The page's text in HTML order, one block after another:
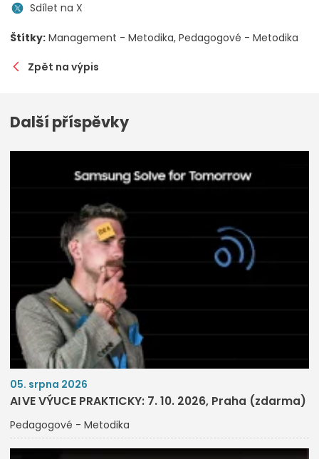
Sdílet na X
Štítky: Management - Metodika Pedagogové - Metodika
Zpět na výpis
Další příspěvky
05. srpna 2026
AI VE VÝUCE PRAKTICKY: 7. 10. 2026, Praha (zdarma)
Pedagogové - Metodika